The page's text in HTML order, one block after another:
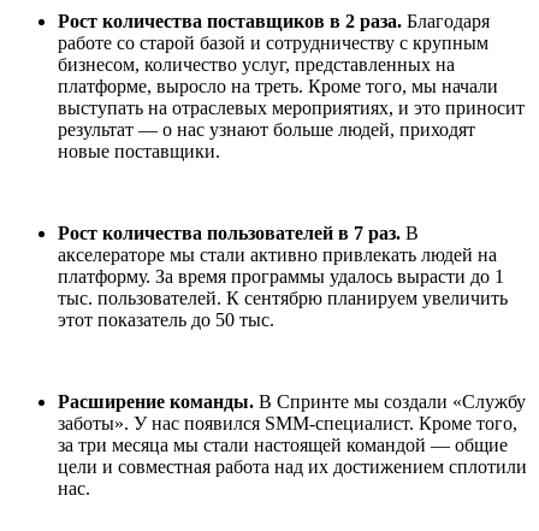
Рост количества поставщиков в 2 раза. Благодаря
работе со старой базой и сотрудничеству с крупным
бизнесом, количество услуг, представленных на
платформе, выросло на треть. Кроме того, мы начали
выступать на отраслевых мероприятиях, и это приносит
результат — о нас узнают больше людей, приходят
новые поставщики.
Рост количества пользователей в 7 раз. В
акселераторе мы стали активно привлекать людей на
платформу. За время программы удалось вырасти до 1
тыс. пользователей. К сентябрю планируем увеличить
этот показатель до 50 тыс.
Расширение команды. В Спринте мы создали «Службу
заботы». У нас появился SMM-специалист. Кроме того,
за три месяца мы стали настоящей командой — общие
цели и совместная работа над их достижением сплотили
нас.